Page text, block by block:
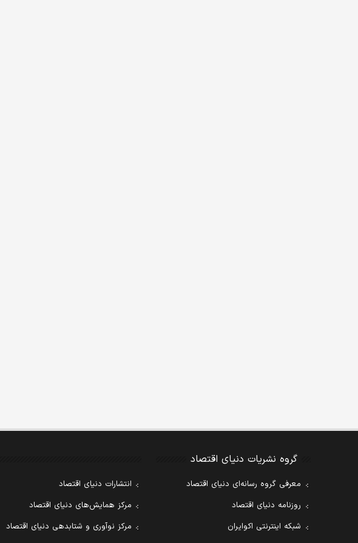
گروه نشریات دنیای اقتصاد
معرفی گروه رسانه‌ای دنیای اقتصاد
روزنامه دنیای اقتصاد
شبکه اینترنتی اکوایران
انتشارات دنیای اقتصاد
مرکز همایش‌های دنیای اقتصاد
مرکز نوآوری و شتابدهی دنیای اقتصاد